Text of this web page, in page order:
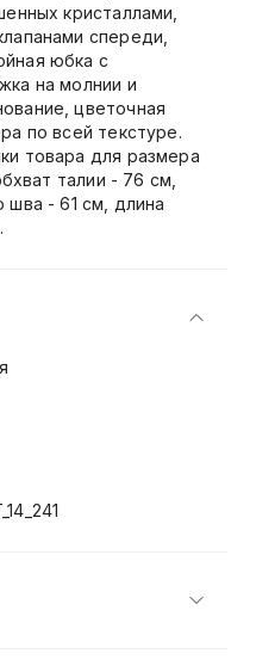
кристаллами,
спереди,
юбка с
на молнии и
цветочная
по всей текстуре.
товара для размера
талии - 76 см,
шва - 61 см, длина